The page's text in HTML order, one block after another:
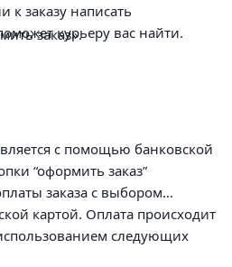
к заказу написать
курьеру вас найти.
заказ».
с помощью банковской
“оформить заказ”
заказа с выбором
картой. Оплата происходит
следующих